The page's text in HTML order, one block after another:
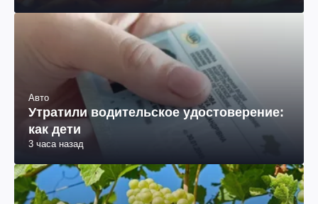
Авто
Утратили водительское удостоверение:
как дети
3 часа назад